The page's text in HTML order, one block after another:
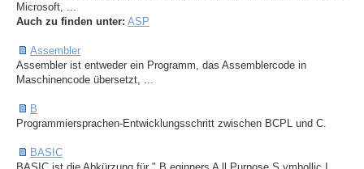
Microsoft, ...
Auch zu finden unter: ASP
Assembler
Assembler ist entweder ein Programm, das Assemblercode in
Maschinencode übersetzt, ...
B
Programmiersprachen-Entwicklungsschritt zwischen BCPL und C.
BASIC